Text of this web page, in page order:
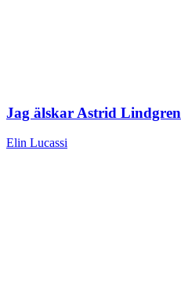
Jag älskar Astrid Lindgren
Elin Lucassi